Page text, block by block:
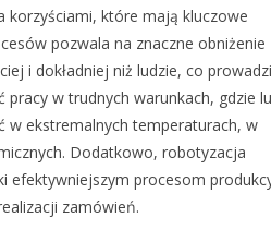
korzyściami, które mają kluczowe
pozwala na znaczne obniżenie
i dokładniej niż ludzie, co
w trudnych warunkach, gdzie
w ekstremalnych temperaturach, w
Dodatkowo, robotyzacja
efektywniejszym procesom
zamówień.